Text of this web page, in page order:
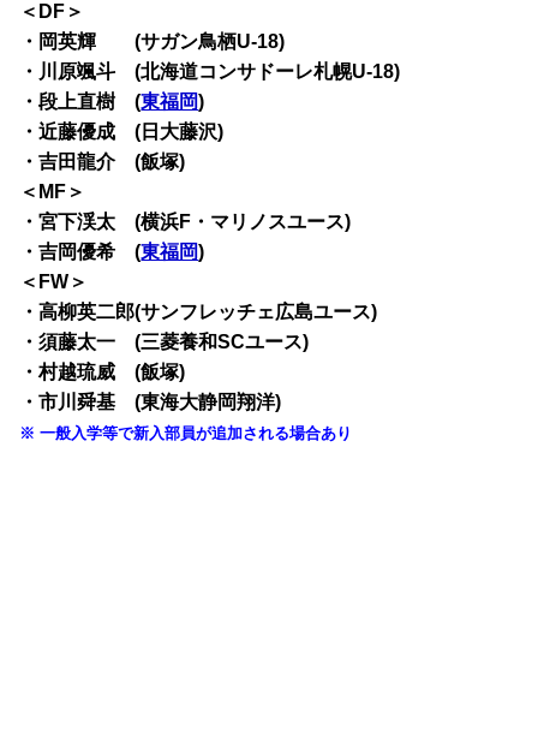
＜DF＞
・岡英輝 (サガン鳥栖U-18)
・川原颯斗 (北海道コンサドーレ札幌U-18)
・段上直樹 (東福岡)
・近藤優成 (日大藤沢)
・吉田龍介 (飯塚)
＜MF＞
・宮下渓太 (横浜F・マリノスユース)
・吉岡優希 (東福岡)
＜FW＞
・高柳英二郎(サンフレッチェ広島ユース)
・須藤太一 (三菱養和SCユース)
・村越琉威 (飯塚)
・市川舜基 (東海大静岡翔洋)
※ 一般入学等で新入部員が追加される場合あり